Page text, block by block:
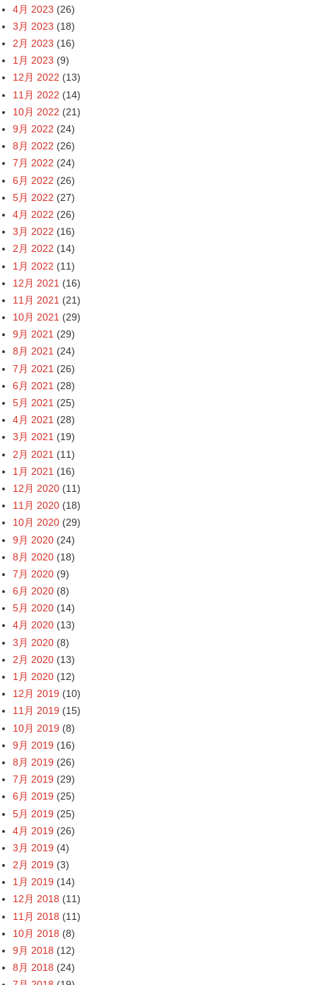
4月 2023 (26)
3月 2023 (18)
2月 2023 (16)
1月 2023 (9)
12月 2022 (13)
11月 2022 (14)
10月 2022 (21)
9月 2022 (24)
8月 2022 (26)
7月 2022 (24)
6月 2022 (26)
5月 2022 (27)
4月 2022 (26)
3月 2022 (16)
2月 2022 (14)
1月 2022 (11)
12月 2021 (16)
11月 2021 (21)
10月 2021 (29)
9月 2021 (29)
8月 2021 (24)
7月 2021 (26)
6月 2021 (28)
5月 2021 (25)
4月 2021 (28)
3月 2021 (19)
2月 2021 (11)
1月 2021 (16)
12月 2020 (11)
11月 2020 (18)
10月 2020 (29)
9月 2020 (24)
8月 2020 (18)
7月 2020 (9)
6月 2020 (8)
5月 2020 (14)
4月 2020 (13)
3月 2020 (8)
2月 2020 (13)
1月 2020 (12)
12月 2019 (10)
11月 2019 (15)
10月 2019 (8)
9月 2019 (16)
8月 2019 (26)
7月 2019 (29)
6月 2019 (25)
5月 2019 (25)
4月 2019 (26)
3月 2019 (4)
2月 2019 (3)
1月 2019 (14)
12月 2018 (11)
11月 2018 (11)
10月 2018 (8)
9月 2018 (12)
8月 2018 (24)